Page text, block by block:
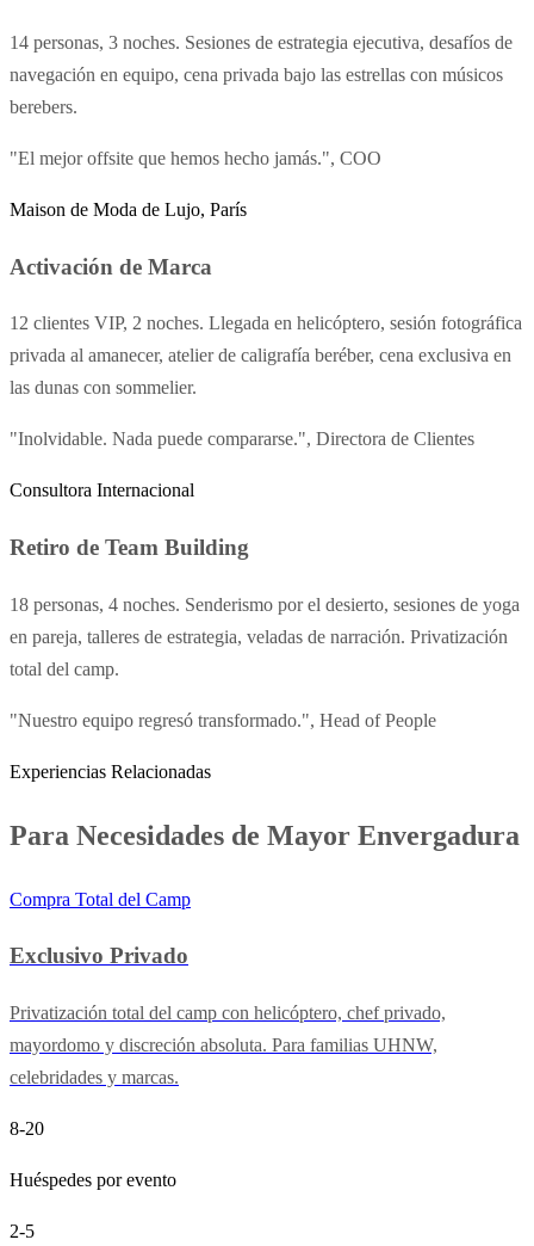
14 personas, 3 noches. Sesiones de estrategia ejecutiva, desafíos de
navegación en equipo, cena privada bajo las estrellas con músicos
berebers.
"El mejor offsite que hemos hecho jamás.", COO
Maison de Moda de Lujo, París
Activación de Marca
12 clientes VIP, 2 noches. Llegada en helicóptero, sesión fotográfica
privada al amanecer, atelier de caligrafía beréber, cena exclusiva en
las dunas con sommelier.
"Inolvidable. Nada puede compararse.", Directora de Clientes
Consultora Internacional
Retiro de Team Building
18 personas, 4 noches. Senderismo por el desierto, sesiones de yoga
en pareja, talleres de estrategia, veladas de narración. Privatización
total del camp.
"Nuestro equipo regresó transformado.", Head of People
Experiencias Relacionadas
Para Necesidades de Mayor Envergadura
Compra Total del Camp
Exclusivo Privado
Privatización total del camp con helicóptero, chef privado,
mayordomo y discreción absoluta. Para familias UHNW,
celebridades y marcas.
8-20
Huéspedes por evento
2-5